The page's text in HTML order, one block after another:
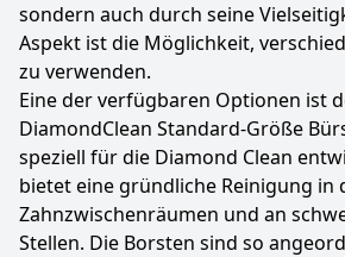
sondern auch durch seine
Aspekt ist die Möglichkeit,
zu verwenden.
Eine der verfügbaren Optionen ist
DiamondClean Standard-Größe
speziell für die Diamond Clean
bietet eine gründliche Reinigung in
Zahnzwischenräumen und an
Stellen. Die Borsten sind so